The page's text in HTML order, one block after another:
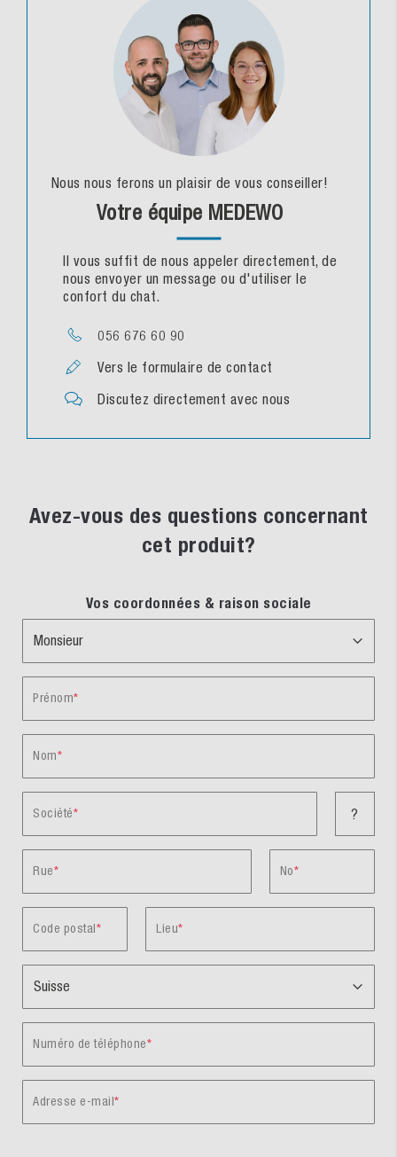
Nous nous ferons un plaisir de vous conseiller!
Votre équipe MEDEWO
Il vous suffit de nous appeler directement, de
nous envoyer un message ou d'utiliser le
confort du chat.
056 676 60 90
Vers le formulaire de contact
Discutez directement avec nous
Avez-vous des questions concernant
cet produit?
Vos coordonnées & raison sociale
Prénom
Nom
Société ?
Rue No
Code postal Lieu
Numéro de téléphone
Adresse e-mail